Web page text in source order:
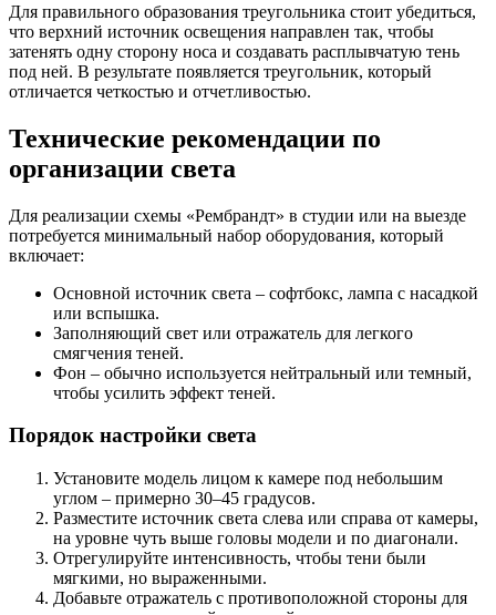
Для правильного образования треугольника стоит убедиться,
что верхний источник освещения направлен так, чтобы
затенять одну сторону носа и создавать расплывчатую тень
под ней. В результате появляется треугольник, который
отличается четкостью и отчетливостью.
Технические рекомендации по
организации света
Для реализации схемы «Рембрандт» в студии или на выезде
потребуется минимальный набор оборудования, который
включает:
Основной источник света – софтбокс, лампа с насадкой
или вспышка.
Заполняющий свет или отражатель для легкого
смягчения теней.
Фон – обычно используется нейтральный или темный,
чтобы усилить эффект теней.
Порядок настройки света
Установите модель лицом к камере под небольшим
углом – примерно 30–45 градусов.
Разместите источник света слева или справа от камеры,
на уровне чуть выше головы модели и по диагонали.
Отрегулируйте интенсивность, чтобы тени были
мягкими, но выраженными.
Добавьте отражатель с противоположной стороны для